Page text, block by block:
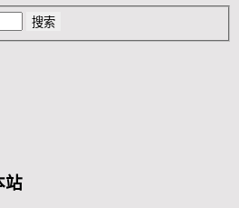
站